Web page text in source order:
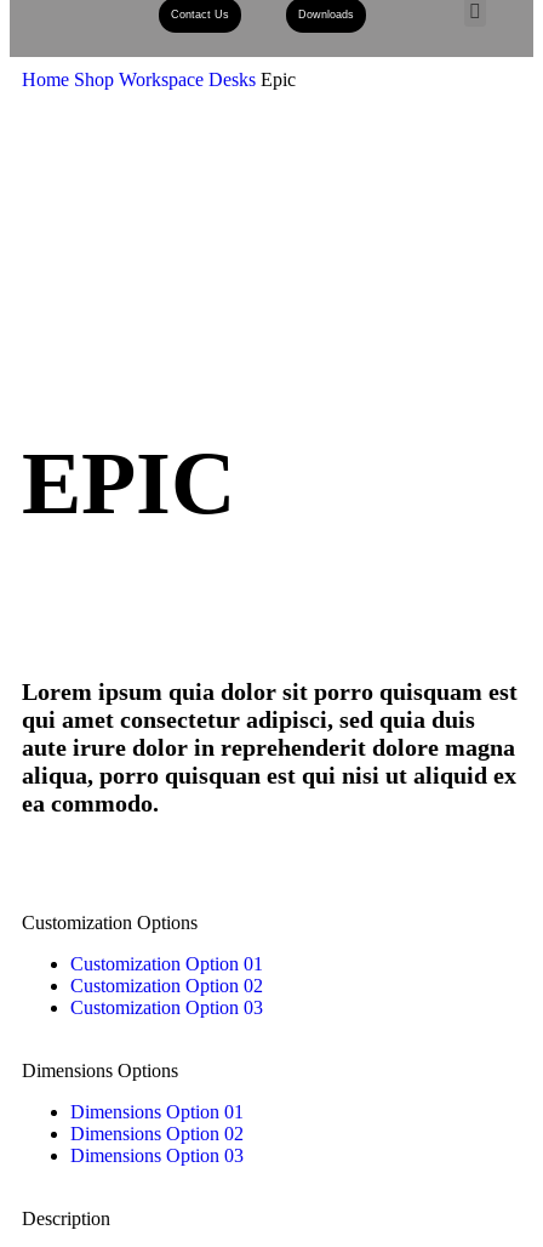
Contact Us Downloads
Home Shop Workspace Desks Epic
EPIC
Lorem ipsum quia dolor sit porro quisquam est
qui amet consectetur adipisci, sed quia duis
aute irure dolor in reprehenderit dolore magna
aliqua, porro quisquan est qui nisi ut aliquid ex
ea commodo.
Customization Options
Customization Option 01
Customization Option 02
Customization Option 03
Dimensions Options
Dimensions Option 01
Dimensions Option 02
Dimensions Option 03
Description